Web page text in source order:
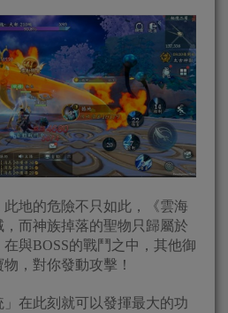
地的危險不只如此，《雲海
而神族掉落的聖物只歸屬於
與BOSS的戰鬥之中，其他御
，對你發動攻擊！
在此刻就可以發揮最大的功